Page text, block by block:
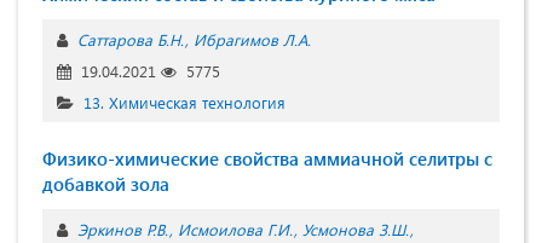
Саттарова Б.Н. Ибрагимов Л.А.
19.04.2021
5775
13. Химическая технология
Физико-химические свойства аммиачной селитры с
добавкой зола
Эркинов Р.В. Исмоилова Г.И. Усмонова З.Ш.